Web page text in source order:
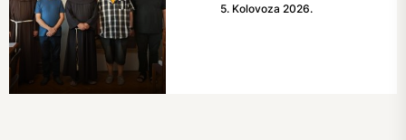
5. Kolovoza 2026.